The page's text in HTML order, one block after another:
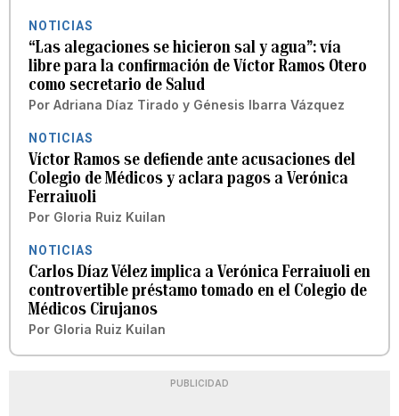
NOTICIAS
“Las alegaciones se hicieron sal y agua”: vía
libre para la confirmación de Víctor Ramos Otero
como secretario de Salud
Por Adriana Díaz Tirado y Génesis Ibarra Vázquez
NOTICIAS
Víctor Ramos se defiende ante acusaciones del
Colegio de Médicos y aclara pagos a Verónica
Ferraiuoli
Por Gloria Ruiz Kuilan
NOTICIAS
Carlos Díaz Vélez implica a Verónica Ferraiuoli en
controvertible préstamo tomado en el Colegio de
Médicos Cirujanos
Por Gloria Ruiz Kuilan
PUBLICIDAD